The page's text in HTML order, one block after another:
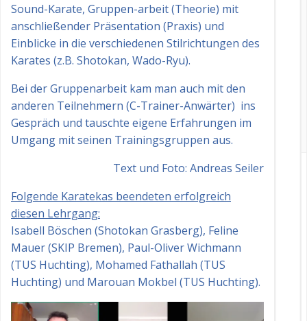
Sound-Karate, Gruppen-arbeit (Theorie) mit
anschließender Präsentation (Praxis) und
Einblicke in die verschiedenen Stilrichtungen des
Karates (z.B. Shotokan, Wado-Ryu).
Bei der Gruppenarbeit kam man auch mit den
anderen Teilnehmern (C-Trainer-Anwärter) ins
Gespräch und tauschte eigene Erfahrungen im
Umgang mit seinen Trainingsgruppen aus.
Text und Foto: Andreas Seiler
Folgende Karatekas beendeten erfolgreich
diesen Lehrgang:
Isabell Böschen (Shotokan Grasberg), Feline
Mauer (SKIP Bremen), Paul-Oliver Wichmann
(TUS Huchting), Mohamed Fathallah (TUS
Huchting) und Marouan Mokbel (TUS Huchting).